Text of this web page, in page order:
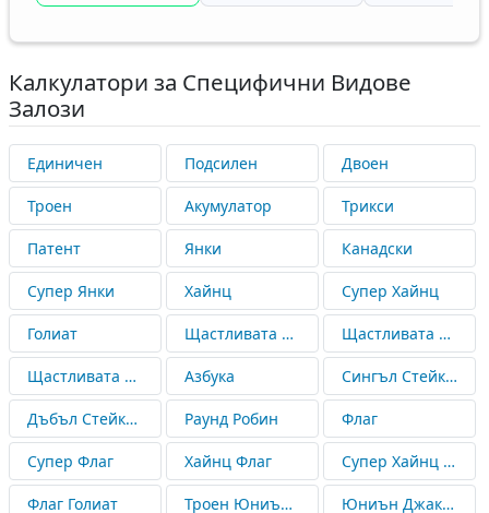
Калкулатори за Специфични Видове
Залози
Единичен Подсилен Двоен
Троен Акумулатор Трикси
Патент Янки Канадски
Супер Янки Хайнц Супер Хайнц
Голиат Щастливата 15-ка Щастливата 31-ца
Щастливата 63-ка Азбука Сингъл Стейкс Абаут (SSA)
Дъбъл Стейкс Абаут (DSA) Раунд Робин Флаг
Супер Флаг Хайнц Флаг Супер Хайнц Флаг
Флаг Голиат Троен Юниън Джак Юниън Джак Трикси